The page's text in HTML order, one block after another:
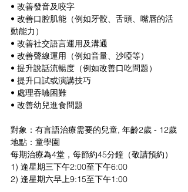
• 改善發音及咬字
• 改善口腔肌能（例如牙骹、舌頭、嘴唇的活
動能力）
• 改善社交語言運用及溝通
• 改善聲線運用（例如音量、沙啞等）
• 提升說話流暢度（例如改善口吃問題）
• 提升口試或演講技巧
• 處理吞嚥困難
• 改善幼兒進食問題
對象：有言語治療需要的兒童, 年齡2歲 - 12歲
地點：童學園
每期治療為4堂，每節約45分鐘（敬請預約）
1) 逢星期三下午2:00至下午6:00
2) 逢星期六早上9:15至下午1:00